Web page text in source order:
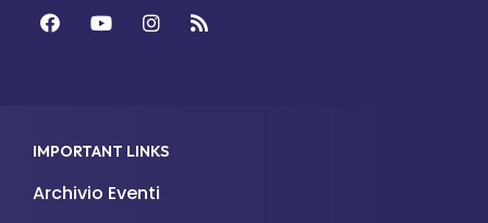
FacebookYouTubeInstagram
Feed
IMPORTANT LINKS
Archivio Eventi